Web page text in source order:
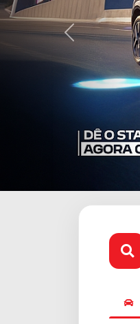
Anterior